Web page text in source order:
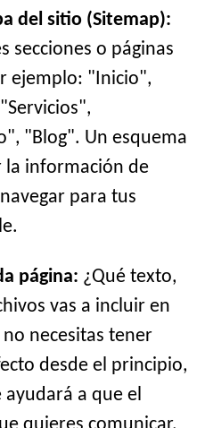
del sitio (Sitemap):
secciones o páginas
ejemplo: "Inicio",
"Blog". Un esquema
la información de
para tus
página: ¿Qué texto,
vas a incluir en
necesitas tener
desde el principio,
a que el